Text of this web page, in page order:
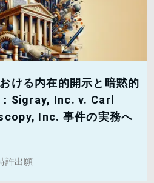
ける内在的開示と暗黙的
Sigray, Inc. v. Carl
Inc. 事件の実務へ
許出願